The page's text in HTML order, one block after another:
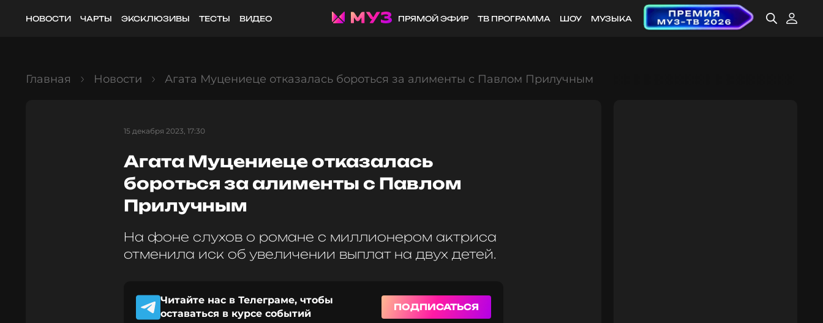
НОВОСТИ ЧАРТЫ ЭКСКЛЮЗИВЫ ТЕСТЫ ВИДЕО ПРЯМОЙ ЭФИР ТВ ПРОГРАММА ШОУ МУЗЫКА
Главная Новости Агата Муцениеце отказалась бороться за алименты с Павлом Прилучным
15 декабря 2023, 17:30
Агата Муцениеце отказалась
бороться за алименты с Павлом
Прилучным
На фоне слухов о романе с миллионером актриса
отменила иск об увеличении выплат на двух детей.
Читайте нас в Телеграме, чтобы
оставаться в курсе событий
ПОДПИСАТЬСЯ